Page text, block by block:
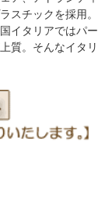
スチックを採用。
イタリアではパー
質。そんなイタリ